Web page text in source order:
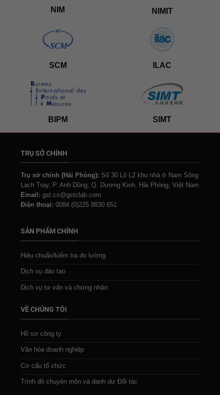
NIM NIMIT
SCM ILAC
BIPM SIMT
TRỤ SỞ CHÍNH
Trụ sở chính (Hải Phòng): Số 30 Lô L2 khu nhà ở Nam Sông
Lạch Tray, P. Anh Dũng, Q. Dương Kinh, Hải Phòng, Việt Nam
Email: gst.cs@gstclab.com
Điện thoại: 0084 (0)225 8830 651
SẢN PHẨM CHÍNH
Hiệu chuẩn/kiểm tra đo lường
Dịch vụ đào tạo
Dịch vụ tư vấn và chứng nhận
VỀ CHÚNG TÔI
Hồ sơ công ty
Văn hóa doanh nghiệp
Cơ cấu tổ chức
Trình độ chuyên môn và danh dự Đối tác